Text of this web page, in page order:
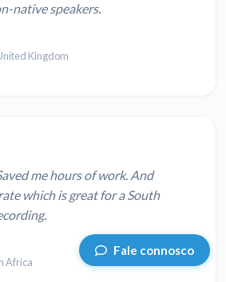
native speakers.
Kingdom
me hours of work. And
which is great for a South
Africa
Fale connosco